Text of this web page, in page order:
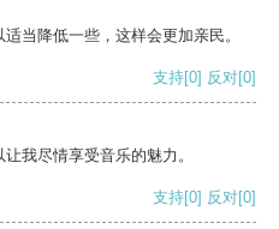
当降低一些，这样会更加亲民。
支持[0] 反对[0]
我尽情享受音乐的魅力。
支持[0] 反对[0]